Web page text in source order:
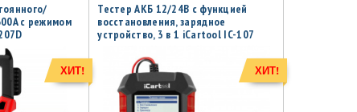
c режимом
ХИТ!
Тестер АКБ 12/24В с функцией
восстановления, зарядное
устройство, 3 в 1 iCartool IC-107
ХИТ!